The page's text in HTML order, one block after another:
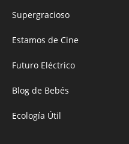
Supergracioso
Estamos de Cine
Futuro Eléctrico
Blog de Bebés
Ecología Útil